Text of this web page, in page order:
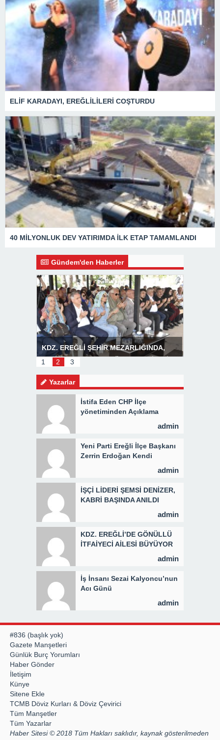
ELİF KARADAYI, EREĞLİLİLERİ COŞTURDU
40 MİLYONLUK DEV YATIRIMDA İLK ETAP TAMAMLANDI
Gündem'den Haberler
Başkan Posbıyık’tan Bayram Mesajı
1
2 3
Yazarlar
İstifa Eden CHP İlçe
yönetiminden Açıklama
admin
Yeni Parti Ereğli İlçe Başkanı
Zerrin Erdoğan Kendi
admin
İŞÇİ LİDERİ ŞEMSİ DENİZER,
KABRİ BAŞINDA ANILDI
admin
KDZ. EREĞLİ’DE GÖNÜLLÜ
İTFAİYECİ AİLESİ BÜYÜYOR
admin
İş İnsanı Sezai Kalyoncu’nun
Acı Günü
admin
#836 (başlık yok)
Gazete Manşetleri
Günlük Burç Yorumları
Haber Gönder
İletişim
Künye
Sitene Ekle
TCMB Döviz Kurları & Döviz Çevirici
Tüm Manşetler
Tüm Yazarlar
Haber Sitesi © 2018 Tüm Hakları saklıdır, kaynak gösterilmeden